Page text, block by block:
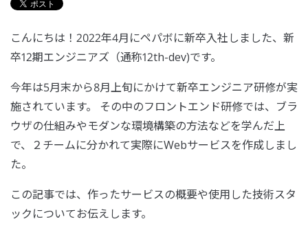
こんにちは！2022年4月にペパボに新卒入社しました、新
卒12期エンジニアズ（通称12th-dev)です。
今年は5月末から8月上旬にかけて新卒エンジニア研修が実
施されています。 その中のフロントエンド研修では、ブラ
ウザの仕組みやモダンな環境構築の方法などを学んだ上
で、２チームに分かれて実際にWebサービスを作成しまし
た。
この記事では、作ったサービスの概要や使用した技術スタ
ックについてお伝えします。